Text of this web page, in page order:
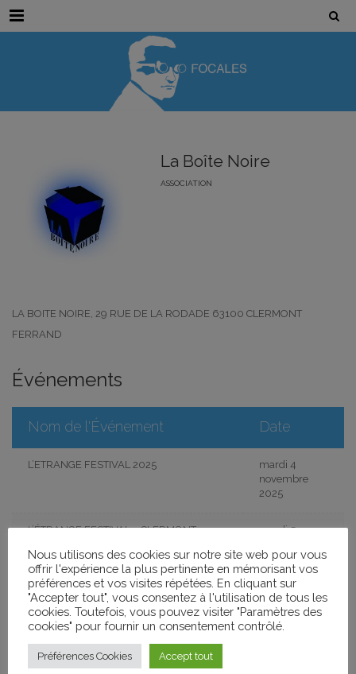
Menu
La Boîte Noire
ASSOCIATION
LA BOITE NOIRE, 29 RUE DE LA RODADE 63100 CLERMONT
FERRAND
Événements
Nom de l'Événement Date
L’ETRANGE FESTIVAL 2025
mardi 4
novembre
2025
L’ÉTRANGE FESTIVAL – CLERMONT-
mardi 5
2024
L’ÉTRANGE FESTIVAL 6E ÉDITION AVEC
QUARXX ET PATRICK BOUCHITEY
vendredi 10
novembre
2023
L’ÉTRANGE FESTIVAL
Nous utilisons des cookies sur notre site web pour vous
offrir l'expérience la plus pertinente en mémorisant vos
préférences et vos visites répétées. En cliquant sur
"Accepter tout", vous consentez à l'utilisation de tous les
cookies. Toutefois, vous pouvez visiter "Paramètres des
cookies" pour fournir un consentement contrôlé.
Préférences Cookies Accept tout